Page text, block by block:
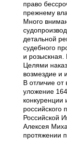
право
прежнему
Много
детальной
судебного
и
Целями
возмездие и
В отличие
уложение
российского
Российской
Алексея
протяжении